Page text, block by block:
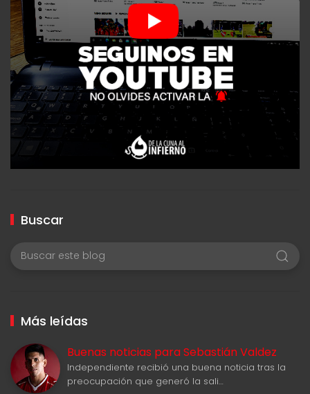
Buscar
Más leídas
Buenas noticias para Sebastián Valdez
Independiente recibió una buena noticia tras la
preocupación que generó la sali…